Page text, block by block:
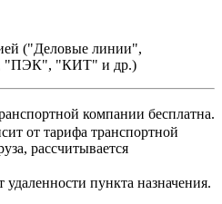
("Деловые линии",
"ПЭК", "КИТ" и др.)
компании бесплатна.
от тарифа транспортной
рассчитывается
удаленности пункта назначения.